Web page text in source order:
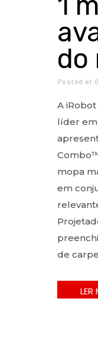
do
Posted at
A iRobot
líder
mopa
em
de